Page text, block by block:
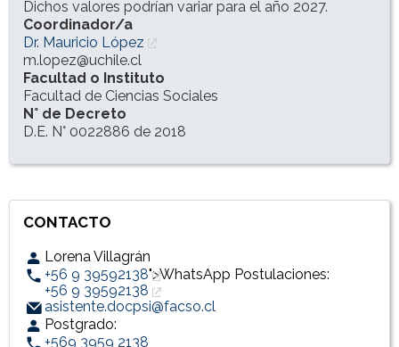
Dichos valores podrían variar para el año 2027.
Coordinador/a
Dr. Mauricio López
m.lopez@uchile.cl
Facultad o Instituto
Facultad de Ciencias Sociales
N° de Decreto
D.E. N° 0022886 de 2018
CONTACTO
Lorena Villagrán
+56 9 39592138">WhatsApp Postulaciones:
+56 9 39592138
asistente.docpsi@facso.cl
Postgrado:
+569 3959 2138